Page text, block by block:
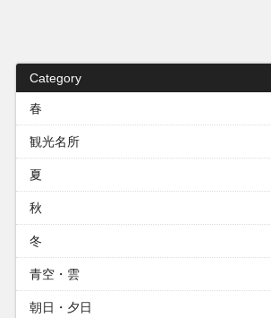
Category
春
観光名所
夏
秋
冬
青空・雲
朝日・夕日